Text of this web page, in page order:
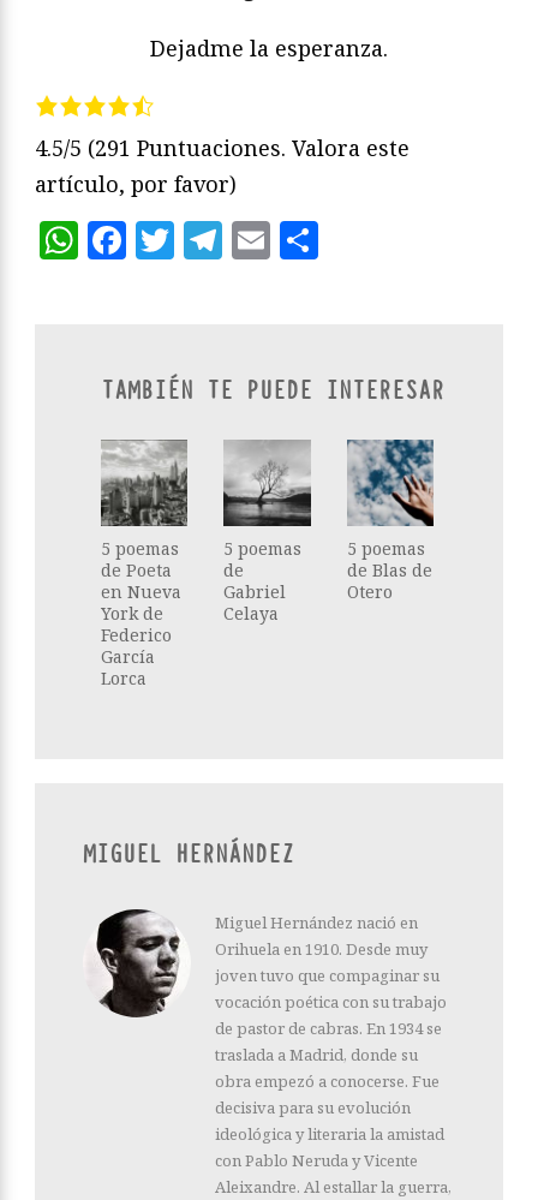
Dejadme la esperanza.
4.5/5 (291 Puntuaciones. Valora este
artículo, por favor)
WhatsApp
Facebook
Twitter
Telegram
Email
TAMBIÉN TE PUEDE INTERESAR
5 poemas
de Poeta
en Nueva
York de
Federico
García
Lorca
5 poemas
de
Gabriel
Celaya
5 poemas
de Blas de
Otero
MIGUEL HERNÁNDEZ
Miguel Hernández nació en
Orihuela en 1910. Desde muy
joven tuvo que compaginar su
vocación poética con su trabajo
de pastor de cabras. En 1934 se
traslada a Madrid, donde su
obra empezó a conocerse. Fue
decisiva para su evolución
ideológica y literaria la amistad
con Pablo Neruda y Vicente
Aleixandre. Al estallar la guerra,